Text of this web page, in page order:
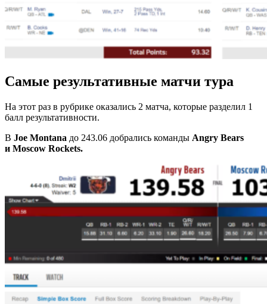
Самые результативные матчи тура
На этот раз в рубрике оказались 2 матча, которые разделил 1
балл результативности.
В Joe Montana до 243.06 добрались команды Angry Bears
и Moscow Rockets.